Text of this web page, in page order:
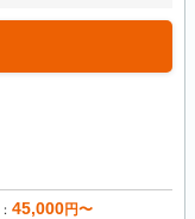
45,000円〜